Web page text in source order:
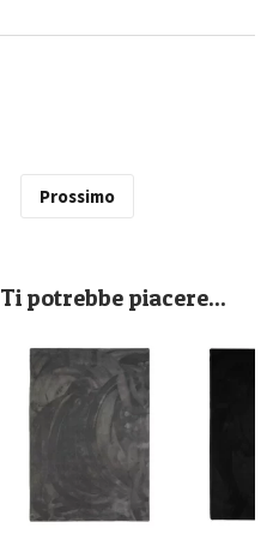
Prossimo
Ti potrebbe piacere...